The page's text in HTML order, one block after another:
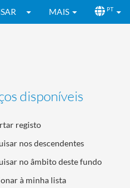
MAIS PT
disponíveis
registo
nos descendentes
no âmbito deste fundo
à minha lista